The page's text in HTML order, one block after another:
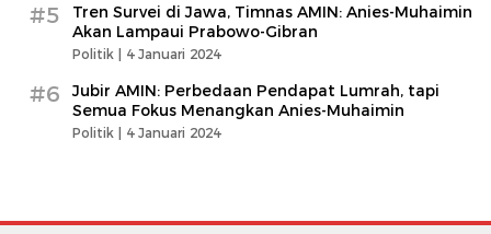
#5
Tren Survei di Jawa, Timnas AMIN: Anies-Muhaimin
Akan Lampaui Prabowo-Gibran
Politik | 4 Januari 2024
#6
Jubir AMIN: Perbedaan Pendapat Lumrah, tapi
Semua Fokus Menangkan Anies-Muhaimin
Politik | 4 Januari 2024